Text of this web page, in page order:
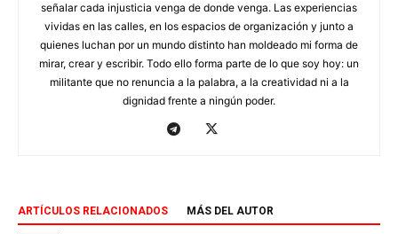
señalar cada injusticia venga de donde venga. Las experiencias
vividas en las calles, en los espacios de organización y junto a
quienes luchan por un mundo distinto han moldeado mi forma de
mirar, crear y escribir. Todo ello forma parte de lo que soy hoy: un
militante que no renuncia a la palabra, a la creatividad ni a la
dignidad frente a ningún poder.
ARTÍCULOS RELACIONADOS MÁS DEL AUTOR